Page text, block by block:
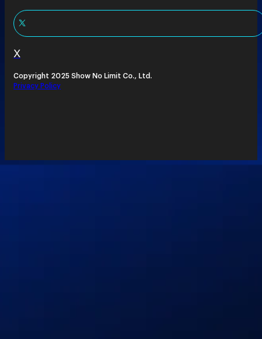
X
Copyright 2025 Show No Limit Co., Ltd.
Privacy Policy